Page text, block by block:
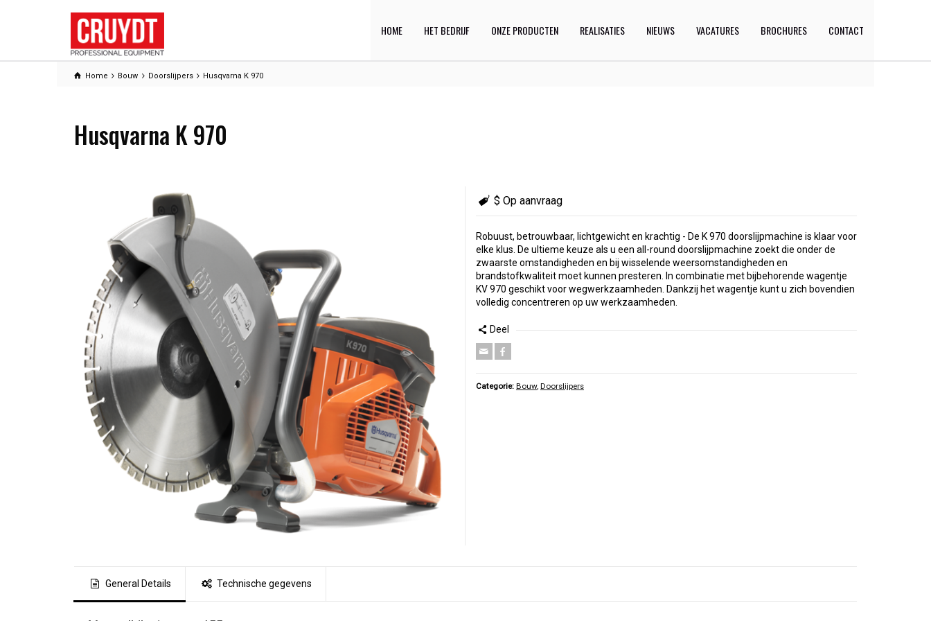
HOME HET BEDRIJF ONZE PRODUCTEN REALISATIES NIEUWS VACATURES BROCHURES CONTACT
Home Bouw Doorslijpers Husqvarna K 970
Husqvarna K 970
$ Op aanvraag
Robuust, betrouwbaar, lichtgewicht en krachtig - De K 970 doorslijpmachine is klaar voor
elke klus. De ultieme keuze als u een all-round doorslijpmachine zoekt die onder de
zwaarste omstandigheden en bij wisselende weersomstandigheden en
brandstofkwaliteit moet kunnen presteren. In combinatie met bijbehorende wagentje
KV 970 geschikt voor wegwerkzaamheden. Dankzij het wagentje kunt u zich bovendien
volledig concentreren op uw werkzaamheden.
Deel
Categorie: Bouw, Doorslijpers
General Details Technische gegevens